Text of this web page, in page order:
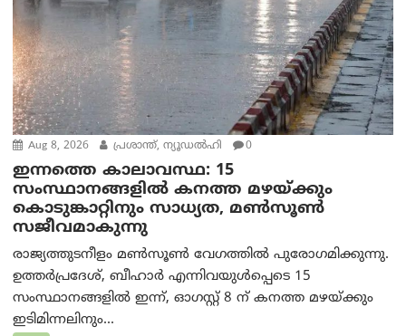
Aug 8, 2026 പ്രശാന്ത്, ന്യൂഡല്‍ഹി 0
ഇന്നത്തെ കാലാവസ്ഥ: 15
സംസ്ഥാനങ്ങളിൽ കനത്ത മഴയ്ക്കും
കൊടുങ്കാറ്റിനും സാധ്യത, മൺസൂൺ
സജീവമാകുന്നു
രാജ്യത്തുടനീളം മൺസൂൺ വേഗത്തിൽ പുരോഗമിക്കുന്നു.
ഉത്തർപ്രദേശ്, ബീഹാർ എന്നിവയുൾപ്പെടെ 15
സംസ്ഥാനങ്ങളിൽ ഇന്ന്, ഓഗസ്റ്റ് 8 ന് കനത്ത മഴയ്ക്കും
ഇടിമിന്നലിനും...